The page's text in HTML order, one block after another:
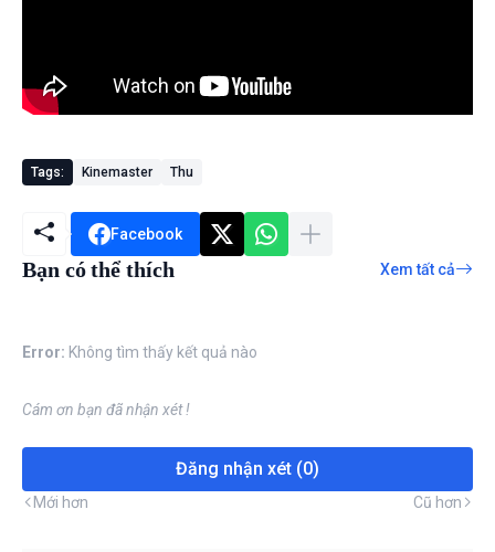
Tags: Kinemaster Thu
Facebook
Bạn có thể thích Xem tất cả
Error: Không tìm thấy kết quả nào
Cám ơn bạn đã nhận xét !
Đăng nhận xét (0)
Mới hơn Cũ hơn